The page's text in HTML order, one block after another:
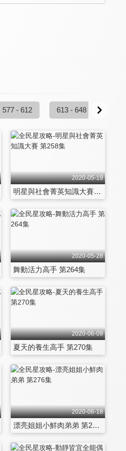
577 - 612 613 - 648
2020-05-19
明星與社會菁英知識大賽 第258集
2020-05-28
舞動活力高手 第264集
2020-06-09
夏天的養生高手 第270集
2020-06-18
漂亮姐姐小鮮肉弟弟 第276集